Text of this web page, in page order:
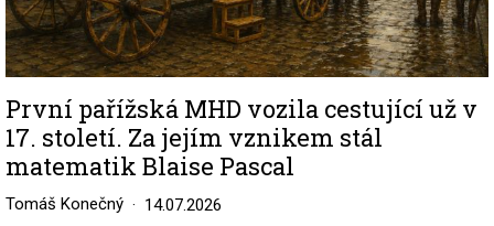
První pařížská MHD vozila cestující už v
17. století. Za jejím vznikem stál
matematik Blaise Pascal
Tomáš Konečný 14.07.2026